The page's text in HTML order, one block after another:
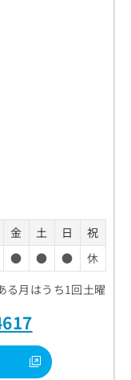
金 土 日
祝
● ● ●
休
る月はうち1回土曜